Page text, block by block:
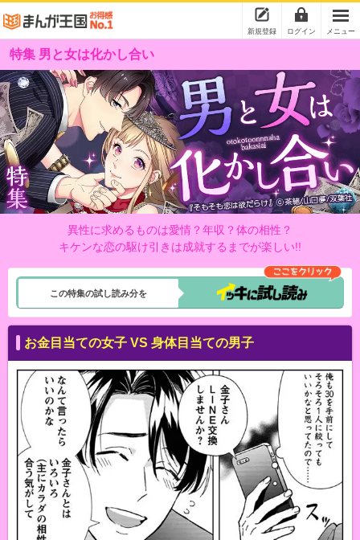
新規登録 ログイン メニュー
特集 男と女は化かし合い
異性に求めるものは愛情？年収？体の相性？
キケンな恋の駆け引きは成就するまでが楽しい!!
この特集の試し読み分を
お金目当ての女子 VS 身体目当ての男子